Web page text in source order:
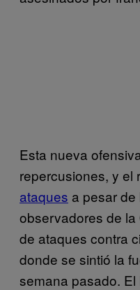
Esta nueva
repercusiones, y el
ataques a pesar
observadores de
de ataques contra
donde se sintió la
semana pasado.